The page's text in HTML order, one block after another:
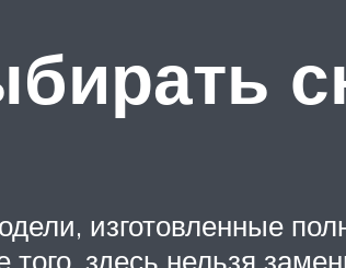
изготовленные
здесь нельзя